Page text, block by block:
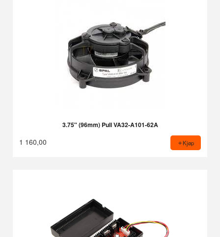
3.75" (96mm) Pull VA32-A101-62A
1 160,00 Kjøp